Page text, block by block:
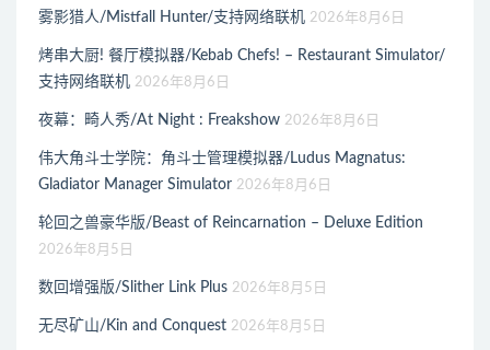
雾影猎人/Mistfall Hunter/支持网络联机 2026年8月6日
烤串大厨! 餐厅模拟器/Kebab Chefs! – Restaurant Simulator/
支持网络联机 2026年8月6日
夜幕：畸人秀/At Night : Freakshow 2026年8月6日
伟大角斗士学院：角斗士管理模拟器/Ludus Magnatus:
Gladiator Manager Simulator 2026年8月6日
轮回之兽豪华版/Beast of Reincarnation – Deluxe Edition
2026年8月5日
数回增强版/Slither Link Plus 2026年8月5日
无尽矿山/Kin and Conquest 2026年8月5日